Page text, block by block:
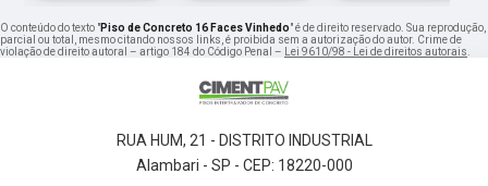
O conteúdo do texto "Piso de Concreto 16 Faces Vinhedo" é de direito reservado. Sua reprodução,
parcial ou total, mesmo citando nossos links, é proibida sem a autorização do autor. Crime de
violação de direito autoral – artigo 184 do Código Penal –
Lei 9610/98 - Lei de direitos autorais
RUA HUM, 21 - DISTRITO INDUSTRIAL
Alambari - SP - CEP: 18220-000